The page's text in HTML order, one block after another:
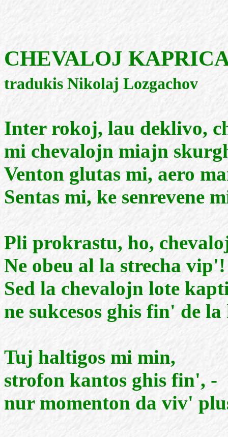
CHEVALOJ
tradukis Nikolaj Lozgachov
Inter rokoj, lau deklivo,
mi chevalojn miajn
Venton glutas mi, aero
Sentas mi, ke senrevene
Pli prokrastu, ho,
Ne obeu al la strecha vip'!
Sed la chevalojn lote
ne sukcesos ghis fin' de
Tuj haltigos mi min,
strofon kantos ghis fin', -
nur momenton da viv'